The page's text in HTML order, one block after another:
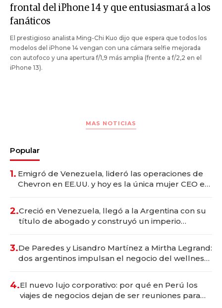
frontal del iPhone 14 y que entusiasmará a los
fanáticos
El prestigioso analista Ming-Chi Kuo dijo que espera que todos los
modelos del iPhone 14 vengan con una cámara selfie mejorada
con autofoco y una apertura f/1,9 más amplia (frente a f/2,2 en el
iPhone 13).
MAS NOTICIAS
Popular
1. Emigró de Venezuela, lideró las operaciones de
Chevron en EE.UU. y hoy es la única mujer CEO en
2.Creció en Venezuela, llegó a la Argentina con su
título de abogado y construyó un imperio
3.De Paredes y Lisandro Martínez a Mirtha Legrand:
dos argentinos impulsan el negocio del wellness
4.El nuevo lujo corporativo: por qué en Perú los
viajes de negocios dejan de ser reuniones para